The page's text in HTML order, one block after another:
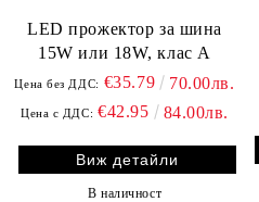
LED прожектор за шина
15W или 18W, клас A
Цена без ДДС: €35.79 70.00лв.
Цена с ДДС: €42.95 84.00лв.
Виж детайли
В наличност